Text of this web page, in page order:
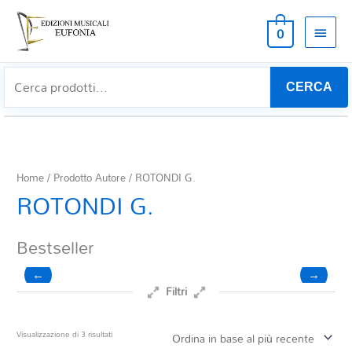
0
CERCA
Home/ Prodotto Autore / ROTONDI G.
ROTONDI G.
Bestseller
← →
Filtri
Visualizzazione di 3 risultatiOrdina
in